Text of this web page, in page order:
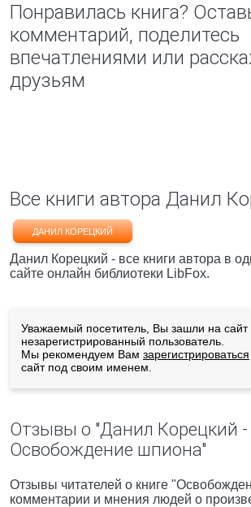
Понравилась книга?
комментарий, поделитесь
впечатлениями или
друзьям
Все книги автора Данил
ДАНИЛ КОРЕЦКИЙ
Данил Корецкий - все книги автора в
сайте онлайн библиотеки LibFox.
Уважаемый посетитель, Вы зашли на сайт
незарегистрированный пользователь.
Мы рекомендуем Вам зарегистрироваться
сайт под своим именем.
Отзывы о "Данил Корецкий -
Освобождение шпиона"
Отзывы читателей о книге
комментарии и мнения людей о